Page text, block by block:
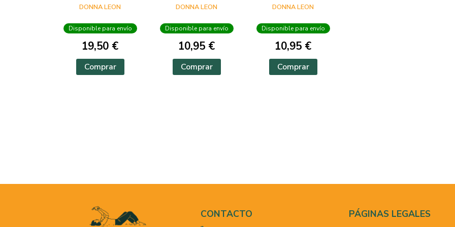
DONNA LEON
Disponible para envío
19,50 €
Comprar
(NF)
DONNA LEON
Disponible para envío
10,95 €
Comprar
DONNA LEON
Disponible para envío
10,95 €
Comprar
CONTACTO PÁGINAS LEGALES